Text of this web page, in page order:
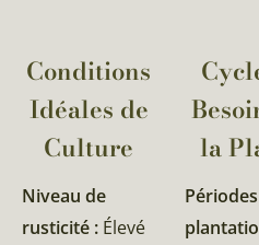
Conditions
Idéales de
Culture
Niveau de
rusticité : Élevé
la